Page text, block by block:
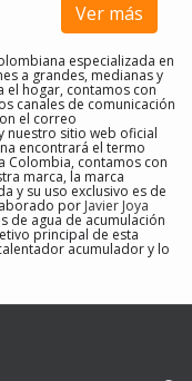
Ver más
especializada en
a grandes, medianas y
el hogar, contamos con
canales de comunicación
el correo
nuestro sitio web oficial
encontrará el termo
Colombia, contamos con
marca, la marca
y su uso exclusivo es de
por Javier Joya
de agua de acumulación
principal de esta
acumulador y lo